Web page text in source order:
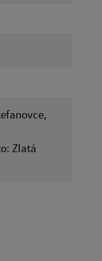
Zlatá